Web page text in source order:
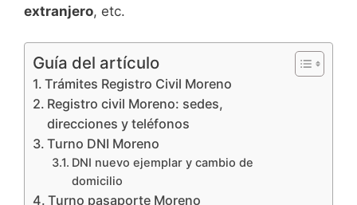
extranjero, etc.
Guía del artículo
Trámites Registro Civil Moreno
Registro civil Moreno: sedes,
direcciones y teléfonos
Turno DNI Moreno
DNI nuevo ejemplar y cambio de
domicilio
Turno pasaporte Moreno